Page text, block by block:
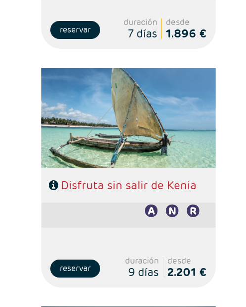
reservar
duración
7 días
desde
1.896 €
- Salidas: Martes y Sábados
- Ruta: 1 noche Nairobi, 1noche Amboseli, 1 noches
P.N.Tsavo Oeste, 1 noche P.N. Tsavo Este y 3n en Playas
de Mombasa (Diani)
- Régimen: Alojamiento y desayuno en Nairobi, pensión
completa en el safari y media pensión en playa
- A destacar: Visado electrónico antes de la salida del
viaje.
Disfruta sin salir de Kenia
reservar
duración
9 días
desde
2.201 €